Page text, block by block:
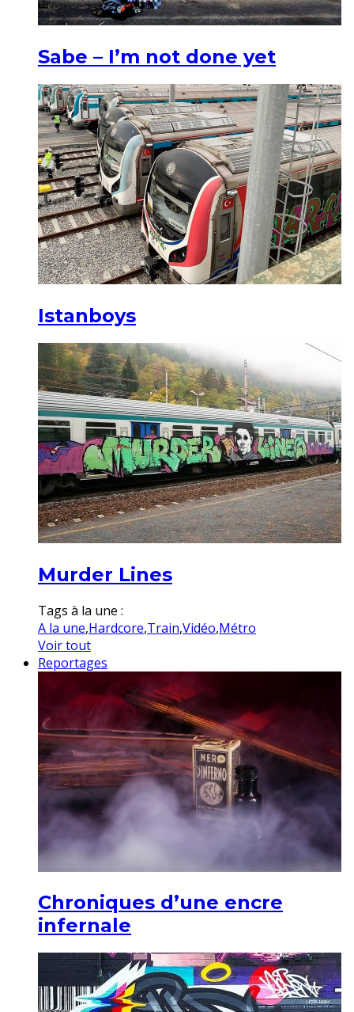
Sabe – I’m not done yet
Istanboys
Murder Lines
Tags à la une :
A la une,Hardcore,Train,Vidéo,Métro
Voir tout
Reportages
Chroniques d’une encre
infernale